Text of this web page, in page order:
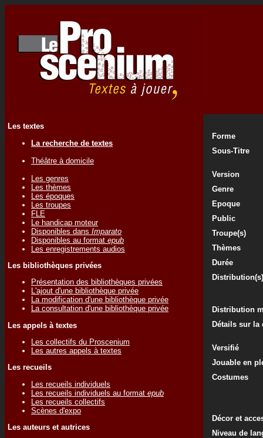
Les textes
La recherche de textes
Théâtre à domicile
Les genres
Les thèmes
Les époques
Les troupes
FLE
Le handicap moteur
Disponibles dans Imparato
Disponibles au format epub
Les enregistrements audios
Les bibliothèques privées
Présentation des bibliothèques privées
L'ajout d'une bibliothèque privée
La modification d'une bibliothèque privée
La consultation d'une bibliothèque privée
Les appels à textes
Les collectifs du Proscenium
Les autres appels à textes
Les recueils
Les recueils individuels
Les recueils individuels au format epub
Les recueils collectifs
Scènes d'expo
Les auteurs et autrices
Forme
Sous-Titre
Version
Genre
Epoque
Public
Troupe(s)
Thèmes
Durée
Distribution(s)
Distribution
Détails sur
Versifié
Jouable en
Costumes
Décor et
Niveau de